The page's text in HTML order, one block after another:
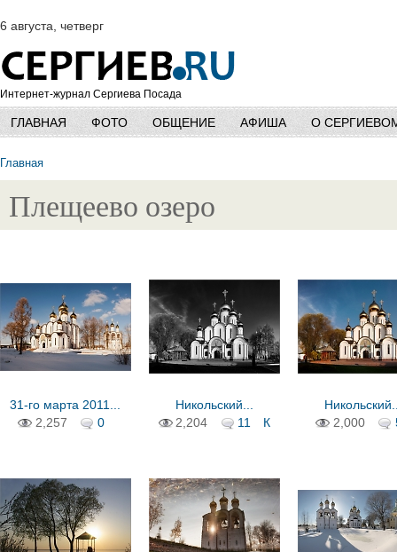
6 августа, четверг
Интернет-журнал Сергиева Посада
ГЛАВНАЯ ФОТО ОБЩЕНИЕ АФИША О
Главная
Плещеево озеро
31-го марта 2011...
2,257
0
Никольский...
2,204
11 К
2,000